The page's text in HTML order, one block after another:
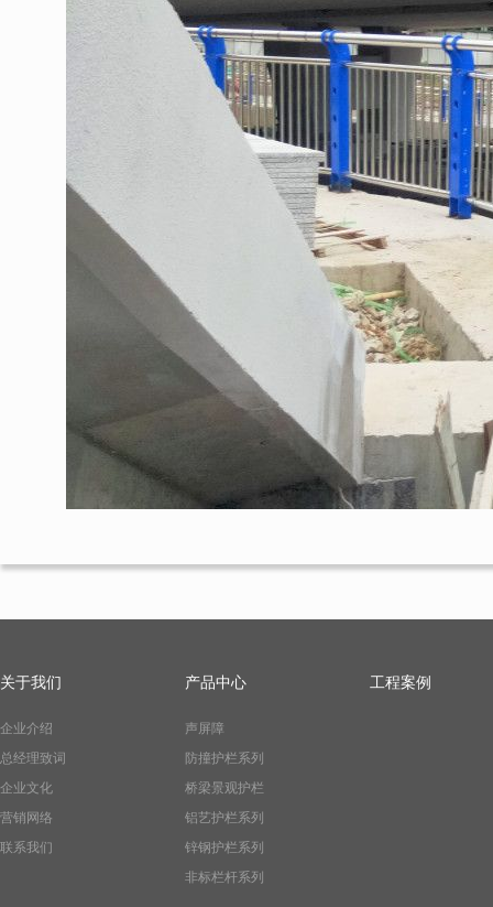
关于我们
企业介绍
总经理致词
企业文化
营销网络
联系我们
产品中心
声屏障
防撞护栏系列
桥梁景观护栏
铝艺护栏系列
锌钢护栏系列
非标栏杆系列
工程案例